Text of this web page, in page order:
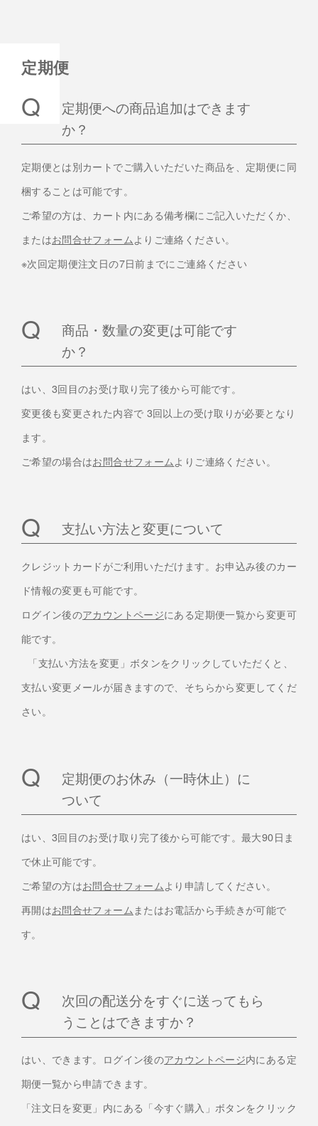
定期便
定期便への商品追加はできます
か？
定期便とは別カートでご購入いただいた商品を、定期便に同
梱することは可能です。
ご希望の方は、カート内にある備考欄にご記入いただくか、
またはお問合せフォーム よりご連絡ください。
※次回定期便注文日の7日前までにご連絡ください
商品・数量の変更は可能です
か？
はい、3回目のお受け取り完了後から可能です。
変更後も変更された内容で 3回以上の受け取りが必要となり
ます。
ご希望の場合はお問合せフォームよりご連絡ください。
支払い方法と変更について
クレジットカードがご利用いただけます。お申込み後のカー
ド情報の変更も可能です。
ログイン後のアカウントページにある定期便一覧から変更可
能です。
「支払い方法を変更」ボタンをクリックしていただくと、
支払い変更メールが届きますので、そちらから変更してくだ
さい。
定期便のお休み（一時休止）に
ついて
はい、3回目のお受け取り完了後から可能です。最大90日ま
で休止可能です。
ご希望の方はお問合せフォーム より申請してください。
再開はお問合せフォーム またはお電話から手続きが可能で
す。
次回の配送分をすぐに送ってもら
うことはできますか？
はい、できます。ログイン後のアカウントページ内にある定
期便一覧から申請できます。
「注文日を変更」内にある「今すぐ購入」ボタンをクリック